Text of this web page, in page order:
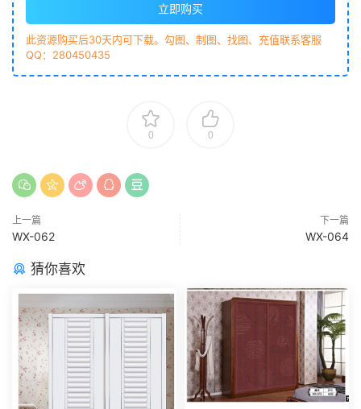
立即购买
此资源购买后30天内可下载。勾图、制图、找图、充值联系客服
QQ：280450435
0 0
上一篇
WX-062
下一篇
WX-064
猜你喜欢